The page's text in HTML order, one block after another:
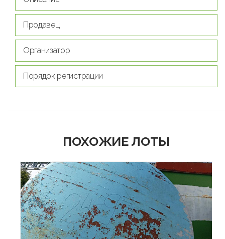
Продавец
Организатор
Порядок регистрации
ПОХОЖИЕ ЛОТЫ